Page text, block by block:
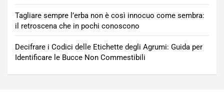
Tagliare sempre l’erba non è così innocuo come sembra:
il retroscena che in pochi conoscono
Decifrare i Codici delle Etichette degli Agrumi: Guida per
Identificare le Bucce Non Commestibili